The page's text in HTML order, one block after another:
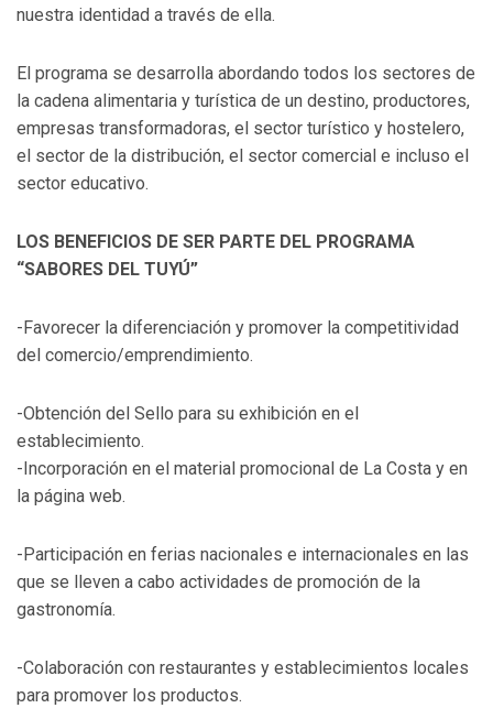
nuestra identidad a través de ella.
El programa se desarrolla abordando todos los sectores de
la cadena alimentaria y turística de un destino, productores,
empresas transformadoras, el sector turístico y hostelero,
el sector de la distribución, el sector comercial e incluso el
sector educativo.
LOS BENEFICIOS DE SER PARTE DEL PROGRAMA
“SABORES DEL TUYÚ”
-Favorecer la diferenciación y promover la competitividad
del comercio/emprendimiento.
-Obtención del Sello para su exhibición en el
establecimiento.
-Incorporación en el material promocional de La Costa y en
la página web.
-Participación en ferias nacionales e internacionales en las
que se lleven a cabo actividades de promoción de la
gastronomía.
-Colaboración con restaurantes y establecimientos locales
para promover los productos.